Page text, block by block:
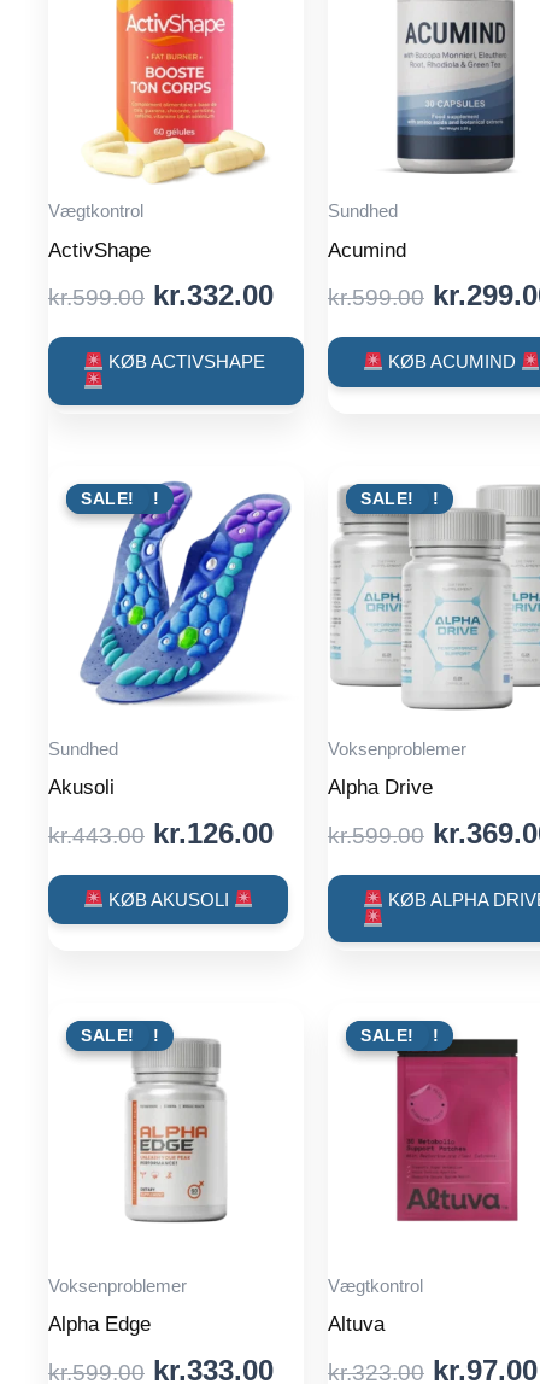
Vægtkontrol
ActivShape
kr.599.00 Original
price
was:
kr.599.00.
kr.332.00Current
price
kr.332.00.
KØB ACTIVSHAPE
Sundhed
Acumind
kr.599.00
price
was:
kr.
KØB ACUMIND
TILBUD !
SALE!
Sundhed
Akusoli
kr.443.00 Original
price
was:
kr.126.00Current
price
is:
kr.126.00.
KØB AKUSOLI
TILBUD !
SALE!
Voksenproblemer
Alpha Drive
kr.599.00
price
was:
kr.
KØB ALPHA
TILBUD !
SALE!
Voksenproblemer
Alpha Edge
kr.599.00 Original
kr.333.00Current
TILBUD !
SALE!
Vægtkontrol
Altuva
kr.323.00 kr.97.00